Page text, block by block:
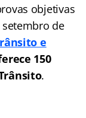
objetivas
de
e
150
.